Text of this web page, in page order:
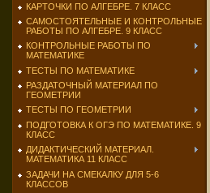
КАРТОЧКИ ПО АЛГЕБРЕ. 7 КЛАСС
САМОСТОЯТЕЛЬНЫЕ И КОНТРОЛЬНЫЕ
РАБОТЫ ПО АЛГЕБРЕ. 9 КЛАСС
КОНТРОЛЬНЫЕ РАБОТЫ ПО
МАТЕМАТИКЕ
ТЕСТЫ ПО МАТЕМАТИКЕ
РАЗДАТОЧНЫЙ МАТЕРИАЛ ПО
ГЕОМЕТРИИ
ТЕСТЫ ПО ГЕОМЕТРИИ
ПОДГОТОВКА К ОГЭ ПО МАТЕМАТИКЕ. 9
КЛАСС
ДИДАКТИЧЕСКИЙ МАТЕРИАЛ.
МАТЕМАТИКА 11 КЛАСС
ЗАДАЧИ НА СМЕКАЛКУ ДЛЯ 5-6
КЛАССОВ